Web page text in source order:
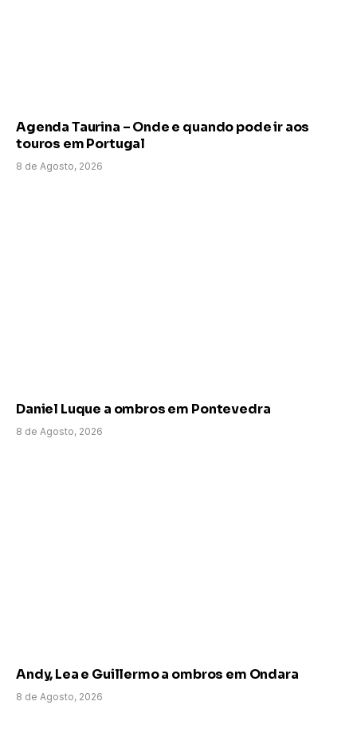
Agenda Taurina – Onde e quando pode ir aos
touros em Portugal
8 de Agosto, 2026
Daniel Luque a ombros em Pontevedra
8 de Agosto, 2026
Andy, Lea e Guillermo a ombros em Ondara
8 de Agosto, 2026